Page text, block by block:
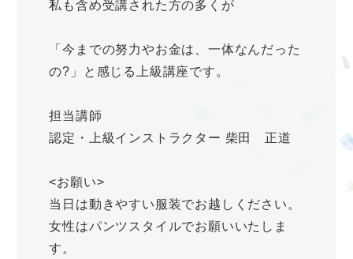
私も含め受講された方の多くが
「今までの努力やお金は、一体なんだった
の?」と感じる上級講座です。
担当講師
認定・上級インストラクター 柴田 正道
<お願い>
当日は動きやすい服装でお越しください。
女性はパンツスタイルでお願いいたしま
す。